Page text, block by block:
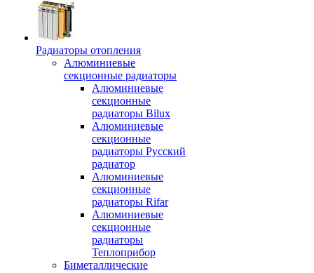
Радиаторы отопления
Алюминиевые
секционные радиаторы
Алюминиевые
секционные
радиаторы Bilux
Алюминиевые
секционные
радиаторы Русский
радиатор
Алюминиевые
секционные
радиаторы Rifar
Алюминиевые
секционные
радиаторы
Теплоприбор
Биметаллические